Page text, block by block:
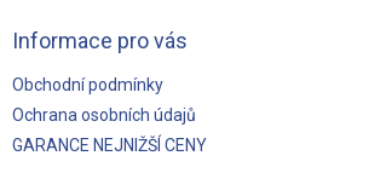
Informace pro vás
Obchodní podmínky
Ochrana osobních údajů
GARANCE NEJNIŽŠÍ CENY